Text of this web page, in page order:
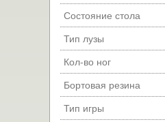
Состояние стола
Тип лузы
Кол-во ног
Бортовая резина
Тип игры